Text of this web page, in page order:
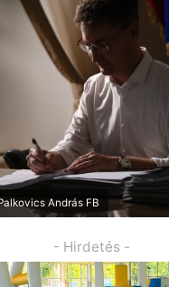
András FB
- Hirdetés -